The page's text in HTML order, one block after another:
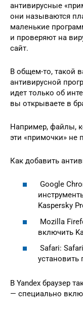
антивирусные
они называются
маленькие
и проверяют на
сайт.
В общем-то, такой
антивирусной
идет только об
вы открываете в
Например, файлы,
эти «примочки» не
Как добавить
Google
Kaspersky
Mozilla
включить
Safari:
установить
В Yandex браузер
— специально